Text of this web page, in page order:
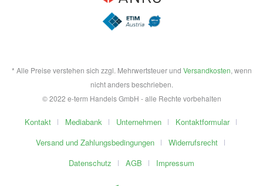
* Alle Preise verstehen sich zzgl. Mehrwertsteuer und Versandkosten, wenn
nicht anders beschrieben.
© 2022 e-term Handels GmbH - alle Rechte vorbehalten
Kontakt Mediabank Unternehmen
Kontaktformular
Versand und Zahlungsbedingungen
Widerrufsrecht
Datenschutz
AGB Impressum